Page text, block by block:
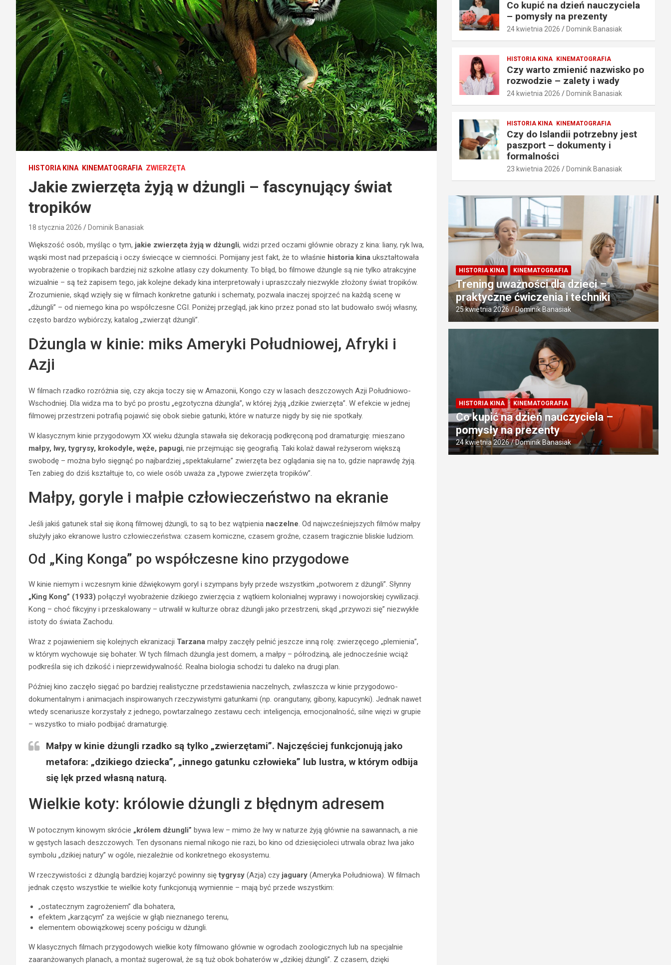
HISTORIA KINA KINEMATOGRAFIA ZWIERZĘTA
Jakie zwierzęta żyją w dżungli – fascynujący świat
tropików
18 stycznia 2026 Dominik Banasiak
Większość osób, myśląc o tym, jakie zwierzęta żyją w dżungli, widzi przed oczami głównie obrazy z kina: liany, ryk lwa,
wąski most nad przepaścią i oczy świecące w ciemności. Pomijany jest fakt, że to właśnie historia kina ukształtowała
wyobrażenie o tropikach bardziej niż szkolne atlasy czy dokumenty. To błąd, bo filmowe dżungle są nie tylko atrakcyjne
wizualnie – są też zapisem tego, jak kolejne dekady kina interpretowały i upraszczały niezwykle złożony świat tropików.
Zrozumienie, skąd wzięły się w filmach konkretne gatunki i schematy, pozwala inaczej spojrzeć na każdą scenę w
„dżungli” – od niemego kina po współczesne CGI. Poniżej przegląd, jak kino przez ponad sto lat budowało swój własny,
często bardzo wybiórczy, katalog „zwierząt dżungli”.
Dżungla w kinie: miks Ameryki Południowej, Afryki i
Azji
W filmach rzadko rozróżnia się, czy akcja toczy się w Amazonii, Kongo czy w lasach deszczowych Azji Południowo-
Wschodniej. Dla widza ma to być po prostu „egzotyczna dżungla”, w której żyją „dzikie zwierzęta”. W efekcie w jednej
filmowej przestrzeni potrafią pojawić się obok siebie gatunki, które w naturze nigdy by się nie spotkały.
W klasycznym kinie przygodowym XX wieku dżungla stawała się dekoracją podkręconą pod dramaturgię: mieszano
małpy, lwy, tygrysy, krokodyle, węże, papugi, nie przejmując się geografią. Taki kolaż dawał reżyserom większą
swobodę – można było sięgnąć po najbardziej „spektakularne” zwierzęta bez oglądania się na to, gdzie naprawdę żyją.
Ten zabieg do dziś kształtuje to, co wiele osób uważa za „typowe zwierzęta tropików”.
Małpy, goryle i małpie człowieczeństwo na ekranie
Jeśli jakiś gatunek stał się ikoną filmowej dżungli, to są to bez wątpienia naczelne. Od najwcześniejszych filmów małpy
służyły jako ekranowe lustro człowieczeństwa: czasem komiczne, czasem groźne, czasem tragicznie bliskie ludziom.
Od „King Konga” po współczesne kino przygodowe
W kinie niemym i wczesnym kinie dźwiękowym goryl i szympans były przede wszystkim „potworem z dżungli”. Słynny
„King Kong” (1933) połączył wyobrażenie dzikiego zwierzęcia z wątkiem kolonialnej wyprawy i nowojorskiej cywilizacji.
Kong – choć fikcyjny i przeskalowany – utrwalił w kulturze obraz dżungli jako przestrzeni, skąd „przywozi się” niezwykłe
istoty do świata Zachodu.
Wraz z pojawieniem się kolejnych ekranizacji Tarzana małpy zaczęły pełnić jeszcze inną rolę: zwierzęcego „plemienia”,
w którym wychowuje się bohater. W tych filmach dżungla jest domem, a małpy – półrodziną, ale jednocześnie wciąż
podkreśla się ich dzikość i nieprzewidywalność. Realna biologia schodzi tu daleko na drugi plan.
Później kino zaczęło sięgać po bardziej realistyczne przedstawienia naczelnych, zwłaszcza w kinie przygodowo-
dokumentalnym i animacjach inspirowanych rzeczywistymi gatunkami (np. orangutany, gibony, kapucynki). Jednak nawet
wtedy scenariusze korzystały z jednego, powtarzalnego zestawu cech: inteligencja, emocjonalność, silne więzi w grupie
– wszystko to miało podbijać dramaturgię.
Małpy w kinie dżungli rzadko są tylko „zwierzętami”. Najczęściej funkcjonują jako
metafora: „dzikiego dziecka”, „innego gatunku człowieka” lub lustra, w którym odbija
się lęk przed własną naturą.
Wielkie koty: królowie dżungli z błędnym adresem
W potocznym kinowym skrócie „królem dżungli” bywa lew – mimo że lwy w naturze żyją głównie na sawannach, a nie
w gęstych lasach deszczowych. Ten dysonans niemal nikogo nie razi, bo kino od dziesięcioleci utrwala obraz lwa jako
symbolu „dzikiej natury” w ogóle, niezależnie od konkretnego ekosystemu.
W rzeczywistości z dżunglą bardziej kojarzyć powinny siętygrysy (Azja) czy jaguary (Ameryka Południowa). W filmach
jednak często wszystkie te wielkie koty funkcjonują wymiennie – mają być przede wszystkim:
„ostatecznym zagrożeniem” dla bohatera,
efektem „karzącym” za wejście w głąb nieznanego terenu,
elementem obowiązkowej sceny pościgu w dżungli.
W klasycznych filmach przygodowych wielkie koty filmowano głównie w ogrodach zoologicznych lub na specjalnie
zaaranżowanych planach, a montaż sugerował, że są tuż obok bohaterów w „dzikiej dżungli”. Z czasem, dzięki
Co kupić na dzień nauczyciela
– pomysły na prezenty
24 kwietnia 2026 Dominik Banasiak
HISTORIA KINA KINEMATOGRAFIA
Czy warto zmienić nazwisko po
rozwodzie – zalety i wady
24 kwietnia 2026 Dominik Banasiak
HISTORIA KINA KINEMATOGRAFIA
Czy do Islandii potrzebny jest
paszport – dokumenty i
formalności
23 kwietnia 2026 Dominik Banasiak
HISTORIA KINA KINEMATOGRAFIA
Trening uważności dla dzieci –
praktyczne ćwiczenia i techniki
25 kwietnia 2026 Dominik Banasiak
HISTORIA KINA KINEMATOGRAFIA
Co kupić na dzień nauczyciela –
pomysły na prezenty
24 kwietnia 2026 Dominik Banasiak